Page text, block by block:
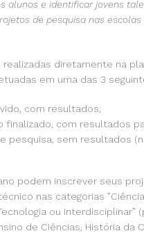
alunos e identificar jovens
de pesquisa nas escolas
realizadas diretamente na
em uma das 3
com resultados;
finalizado, com resultados
pesquisa, sem resultados
podem inscrever seus
nas categorias
ou
de Ciências, História da